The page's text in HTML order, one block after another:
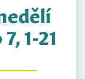
1-21